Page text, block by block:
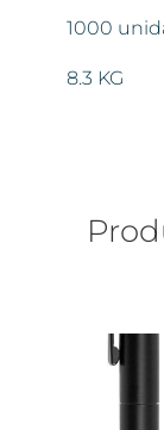
1000
8.3 KG